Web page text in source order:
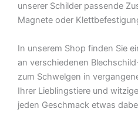
unserer Schilder passende
Magnete oder
In unserem Shop finden Sie
an verschiedenen
zum Schwelgen in
Ihrer Lieblingstiere und
jeden Geschmack etwas